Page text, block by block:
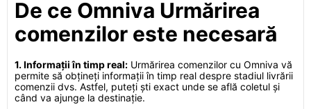
De ce Omniva Urmărirea
comenzilor este necesară
1. Informații în timp real: Urmărirea comenzilor cu Omniva vă
permite să obțineți informații în timp real despre stadiul livrării
comenzii dvs. Astfel, puteți ști exact unde se află coletul și
când va ajunge la destinație.